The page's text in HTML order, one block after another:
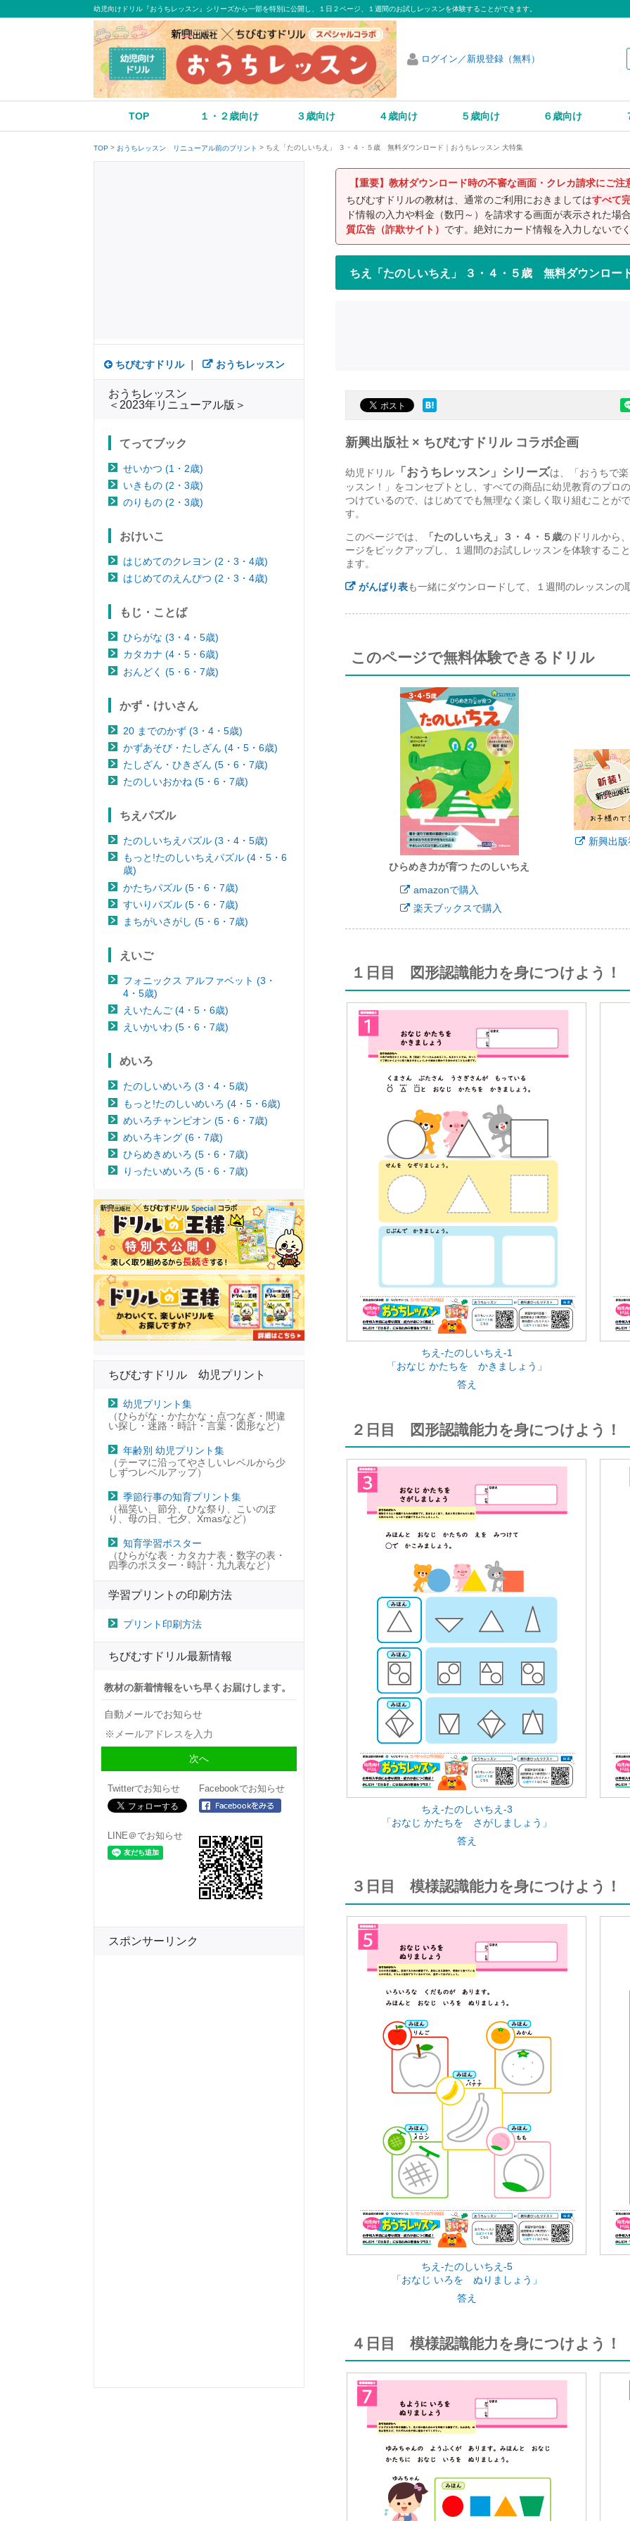
幼児向けドリル『おうちレッスン』シリーズから一部を特別に公開し、１日２ページ、１週間のお試しレッスンを体験することができます。
ログイン／新規登録（無料）
TOP １・２歳向け ３歳向け ４歳向け ５歳向け ６歳向け
TOP おうちレッスン リニューアル前のプリント ちえ「たのしいちえ」 ３・４・５歳 無料ダウンロード｜おうちレッスン 大特集
【重要】教材ダウンロード時の不審な画面・クレカ請求にご注
ちびむすドリルの教材は、通常のご利用におきましてはすべて
ド情報の入力や料金（数円～）を請求する画面が表示された場
質広告（詐欺サイト） です。絶対にカード情報を入力しないで
ちえ「たのしいちえ」 ３・４・５歳 無料ダウンロー
新興出版社 × ちびむすドリル コラボ企画
幼児ドリル 「おうちレッスン」シリーズは、「おうちで
ッスン！」をコンセプトとし、すべての商品に幼児教育のプロ
つけているので、はじめてでも無理なく楽しく取り組むことが
す。
このページでは、 「たのしいちえ」３・４・５歳のドリルから
ージをピックアップし、１週間のお試しレッスンを体験するこ
ます。
がんばり表も一緒にダウンロードして、１週間のレッスン
このページで無料体験できるドリル
ひらめき力が育つ たのしいちえ
amazonで購入
楽天ブックスで購入
新興出
１日目 図形認識能力を身につけよう
ちえ-たのしいちえ-1
「おなじ かたちを かきましょう」
答え
２日目 図形認識能力を身につけよう
ちえ-たのしいちえ-3
「おなじ かたちを さがしましょう」
答え
３日目 模様認識能力を身につけよう
ちえ-たのしいちえ-5
「おなじ いろを ぬりましょう」
答え
４日目 模様認識能力を身につけよう
ちびむすドリル｜ おうちレッスン
おうちレッスン
＜2023年リニューアル版＞
てってブック
せいかつ (1・2歳)
いきもの (2・3歳)
のりもの (2・3歳)
おけいこ
はじめてのクレヨン (2・3・4歳)
はじめてのえんぴつ (2・3・4歳)
もじ・ことば
ひらがな (3・4・5歳)
カタカナ (4・5・6歳)
おんどく (5・6・7歳)
かず・けいさん
20 までのかず (3・4・5歳)
かずあそび・たしざん (4・5・6歳)
たしざん・ひきざん (5・6・7歳)
たのしいおかね (5・6・7歳)
ちえパズル
たのしいちえパズル (3・4・5歳)
もっと!たのしいちえパズル (4・5・6
歳)
かたちパズル (5・6・7歳)
すいりパズル (5・6・7歳)
まちがいさがし (5・6・7歳)
えいご
フォニックス アルファベット (3・
4・5歳)
えいたんご (4・5・6歳)
えいかいわ (5・6・7歳)
めいろ
たのしいめいろ (3・4・5歳)
もっと!たのしいめいろ (4・5・6歳)
めいろチャンピオン (5・6・7歳)
めいろキング (6・7歳)
ひらめきめいろ (5・6・7歳)
りったいめいろ (5・6・7歳)
ちびむすドリル 幼児プリント
幼児プリント集
（ひらがな・かたかな・点つなぎ・間違
い探し・迷路・時計・言葉・図形など）
年齢別 幼児プリント集
（テーマに沿ってやさしいレベルから少
しずつレベルアップ）
季節行事の知育プリント集
（福笑い、節分、ひな祭り、こいのぼ
り、母の日、七夕、Xmasなど）
知育学習ポスター
（ひらがな表・カタカナ表・数字の表・
四季のポスター・時計・九九表など）
学習プリントの印刷方法
プリント印刷方法
ちびむすドリル最新情報
教材の新着情報をいち早くお届けします。
自動メールでお知らせ
Twitterでお知らせ Facebookでお知らせ
LINE＠でお知らせ
スポンサーリンク